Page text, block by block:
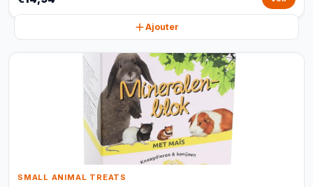
Ajouter
SMALL ANIMAL TREATS